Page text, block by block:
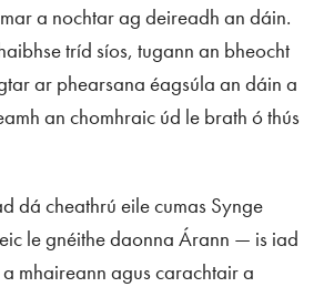
a nochtar ag deireadh an dáin.
tríd síos, tugann an bheocht
ar phearsana éagsúla an dáin a
an chomhraic úd le brath ó thús
dá cheathrú eile cumas Synge
le gnéithe daonna Árann — is iad
mhaireann agus carachtair a